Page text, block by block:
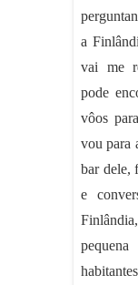
a
vai me
pode
vôos
vou para
bar dele,
e